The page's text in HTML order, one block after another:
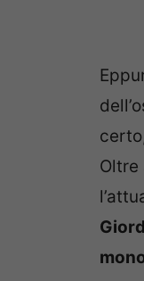
Oltre